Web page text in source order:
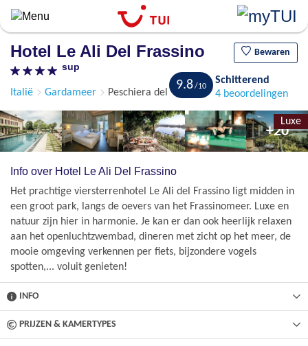
Overslaan
en
algemene
gaan
Hotel Le Ali Del Frassino
sup
Bewaren
Italië Gardameer Peschiera del Garda
Luxe
9.8
Schitterend
4 beoordelingen
+20
Info over Hotel Le Ali Del Frassino
Het prachtige viersterrenhotel Le Ali del Frassino ligt midden in
een groot park, langs de oevers van het Frassinomeer. Luxe en
natuur zijn hier in harmonie. Je kan er dan ook heerlijk relaxen
aan het openluchtzwembad, dineren met zicht op het meer, de
mooie omgeving verkennen per fiets, bijzondere vogels
spotten,... voluit genieten!
INFO
PRIJZEN & KAMERTYPES